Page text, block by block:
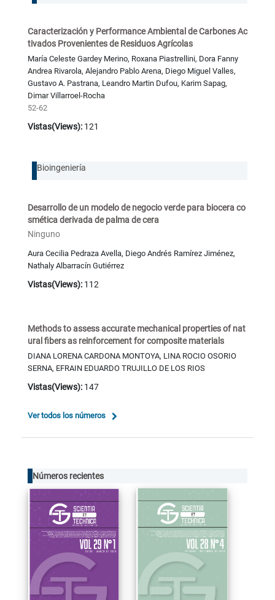
Caracterización y Performance Ambiental de Carbones Ac
tivados Provenientes de Residuos Agrícolas
María Celeste Gardey Merino, Roxana Piastrellini, Dora Fanny
Andrea Rivarola, Alejandro Pablo Arena, Diego Miguel Valles,
Gustavo A. Pastrana, Leandro Martin Dufou, Karim Sapag,
Dimar Villarroel-Rocha
52-62
Vistas(Views):121
Bioingeniería
Desarrollo de un modelo de negocio verde para biocera co
smética derivada de palma de cera
Ninguno
Aura Cecilia Pedraza Avella, Diego Andrés Ramírez Jiménez,
Nathaly Albarracín Gutiérrez
Vistas(Views):112
Methods to assess accurate mechanical properties of nat
ural fibers as reinforcement for composite materials
DIANA LORENA CARDONA MONTOYA, LINA ROCIO OSORIO
SERNA, EFRAIN EDUARDO TRUJILLO DE LOS RIOS
Vistas(Views):147
Ver todos los números
Números recientes